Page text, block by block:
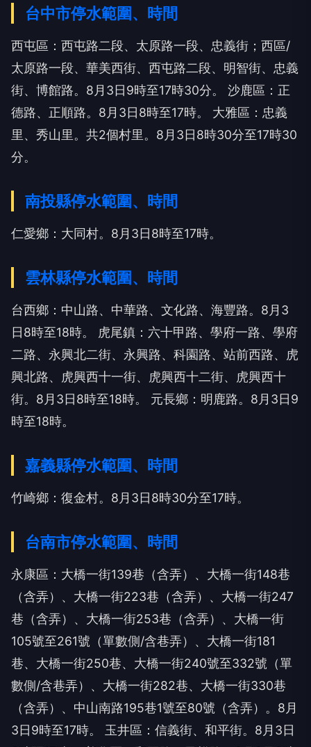
台中市停水範圍、時間
西屯區：西屯路二段、太原路一段、忠義街；西區/
太原路一段、華美西街、西屯路二段、明智街、忠義
街、博館路。8月3日9時至17時30分。
沙鹿區：正
德路、正順路。8月3日8時至17時。
大雅區：忠義
里、秀山里。共2個村里。8月3日8時30分至17時30
分。
南投縣停水範圍、時間
仁愛鄉：大同村。8月3日8時至17時。
雲林縣停水範圍、時間
台西鄉：中山路、中華路、文化路、海豐路。8月3
日8時至18時。
虎尾鎮：六十甲路、學府一路、學府
二路、永興北二街、永興路、科園路、站前西路、虎
興北路、虎興西十一街、虎興西十二街、虎興西十
街。8月3日8時至18時。
元長鄉：明鹿路。8月3日9
時至18時。
嘉義縣停水範圍、時間
竹崎鄉：復金村。8月3日8時30分至17時。
台南市停水範圍、時間
永康區：大橋一街139巷（含弄）、大橋一街148巷
（含弄）、大橋一街223巷（含弄）、大橋一街247
巷（含弄）、大橋一街253巷（含弄）、大橋一街
105號至261號（單數側/含巷弄）、大橋一街181
巷、大橋一街250巷、大橋一街240號至332號（單
數側/含巷弄）、大橋一街282巷、大橋一街330巷
（含弄）、中山南路195巷1號至80號（含弄）。8月
3日9時至17時。
玉井區：信義街、和平街。8月3日